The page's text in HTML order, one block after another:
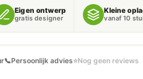
Eigen ontwerp
gratis designer
Kleine
vanaf 10
📞Persoonlijk advies⭐Nog geen reviews